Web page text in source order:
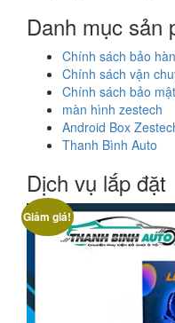
Danh mục sản
Chính sách bảo
Chính sách vận
Chính sách bảo mật
màn hình zestech
Android Box
Thanh Bình Auto
Dịch vụ lắp đặt
Giảm giá!